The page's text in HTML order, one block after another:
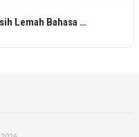
Lemah Bahasa …